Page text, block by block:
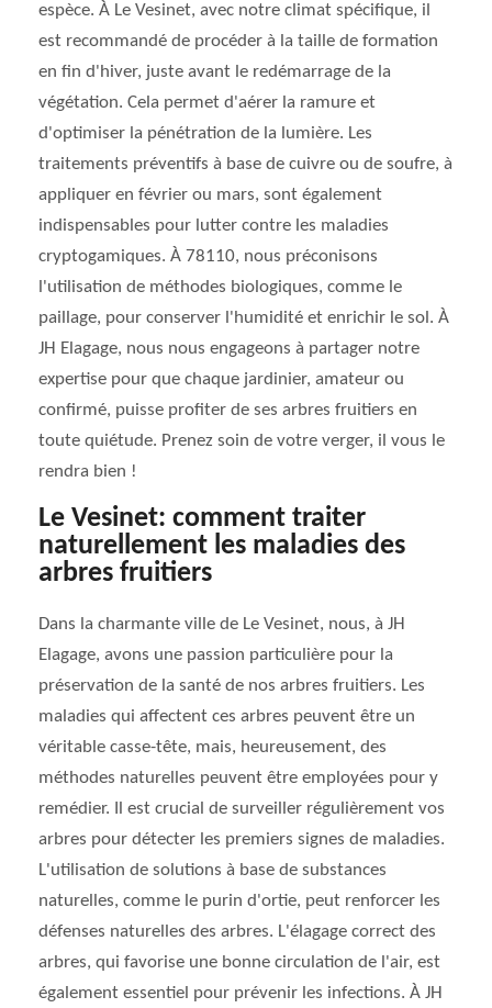
espèce. À Le Vesinet, avec notre climat spécifique, il
est recommandé de procéder à la taille de formation
en fin d'hiver, juste avant le redémarrage de la
végétation. Cela permet d'aérer la ramure et
d'optimiser la pénétration de la lumière. Les
traitements préventifs à base de cuivre ou de soufre, à
appliquer en février ou mars, sont également
indispensables pour lutter contre les maladies
cryptogamiques. À 78110, nous préconisons
l'utilisation de méthodes biologiques, comme le
paillage, pour conserver l'humidité et enrichir le sol. À
JH Elagage, nous nous engageons à partager notre
expertise pour que chaque jardinier, amateur ou
confirmé, puisse profiter de ses arbres fruitiers en
toute quiétude. Prenez soin de votre verger, il vous le
rendra bien !
Le Vesinet: comment traiter
naturellement les maladies des
arbres fruitiers
Dans la charmante ville de Le Vesinet, nous, à JH
Elagage, avons une passion particulière pour la
préservation de la santé de nos arbres fruitiers. Les
maladies qui affectent ces arbres peuvent être un
véritable casse-tête, mais, heureusement, des
méthodes naturelles peuvent être employées pour y
remédier. Il est crucial de surveiller régulièrement vos
arbres pour détecter les premiers signes de maladies.
L'utilisation de solutions à base de substances
naturelles, comme le purin d'ortie, peut renforcer les
défenses naturelles des arbres. L'élagage correct des
arbres, qui favorise une bonne circulation de l'air, est
également essentiel pour prévenir les infections. À JH